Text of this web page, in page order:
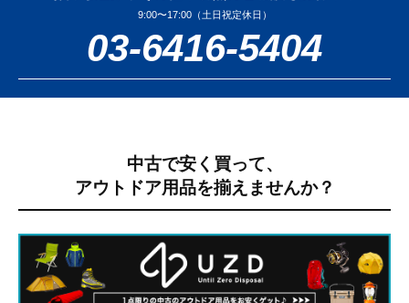
9:00〜17:00（土日祝定休日）
03-6416-5404
中古で安く買って、
アウトドア用品を揃えませんか？